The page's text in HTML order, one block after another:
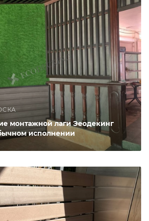
монтажной лаги Эеодекинг
исполнении